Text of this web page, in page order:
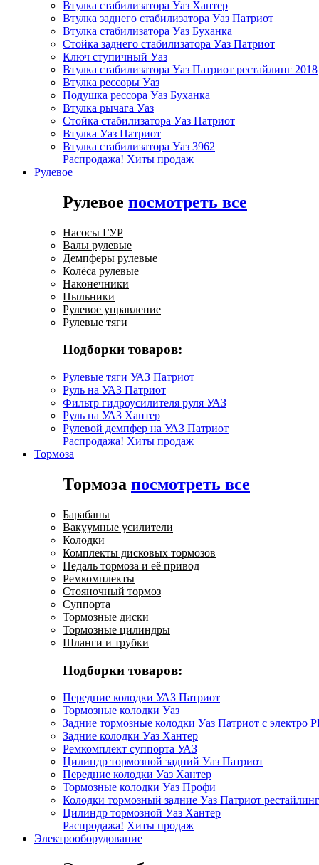
Втулка стабилизатора Уаз Хантер
Втулка заднего стабилизатора Уаз Патриот
Втулка стабилизатора Уаз Буханка
Стойка заднего стабилизатора Уаз Патриот
Ключ ступичный Уаз
Втулка стабилизатора Уаз Патриот рестайлинг 2018
Втулка рессоры Уаз
Подушка рессора Уаз Буханка
Втулка рычага Уаз
Стойка стабилизатора Уаз Патриот
Втулка Уаз Патриот
Втулка стабилизатора Уаз 3962
Распродажа! Хиты продаж
Рулевое
Рулевое посмотреть все
Насосы ГУР
Валы рулевые
Демпферы рулевые
Колёса рулевые
Наконечники
Пыльники
Рулевое управление
Рулевые тяги
Подборки товаров:
Рулевые тяги УАЗ Патриот
Руль на УАЗ Патриот
Фильтр гидроусилителя руля УАЗ
Руль на УАЗ Хантер
Рулевой демпфер на УАЗ Патриот
Распродажа! Хиты продаж
Тормоза
Тормоза посмотреть все
Барабаны
Вакуумные усилители
Колодки
Комплекты дисковых тормозов
Педаль тормоза и её привод
Ремкомплекты
Стояночный тормоз
Суппорта
Тормозные диски
Тормозные цилиндры
Шланги и трубки
Подборки товаров:
Передние колодки УАЗ Патриот
Тормозные колодки Уаз
Задние тормозные колодки Уаз Патриот с электро
Задние колодки Уаз Хантер
Ремкомплект суппорта УАЗ
Цилиндр тормозной задний Уаз Патриот
Передние колодки Уаз Хантер
Тормозные колодки Уаз Профи
Колодки тормозный задние Уаз Патриот
Цилиндр тормозной Уаз Хантер
Распродажа! Хиты продаж
Электрооборудование